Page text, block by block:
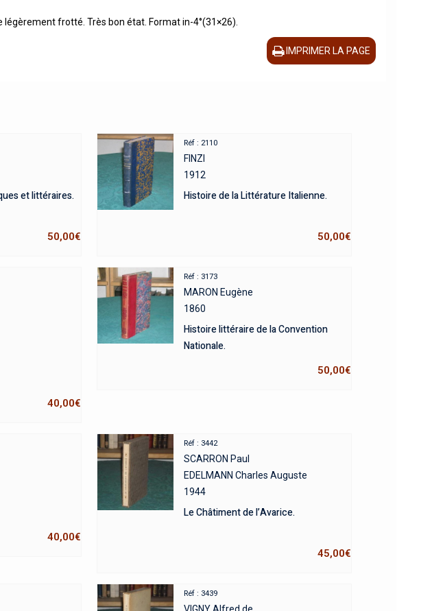
frotté. Très bon état. Format in-4°(31×26).
IMPRIMER LA PAGE
et littéraires.
50,00€
Réf : 2110
FINZI
1912
Histoire de la Littérature Italienne.
50,00€
40,00€
Réf : 3173
MARON Eugène
1860
Histoire littéraire de la Convention
Nationale.
50,00€
40,00€
Réf : 3442
SCARRON Paul
EDELMANN Charles Auguste
1944
Le Châtiment de l’Avarice.
45,00€
Réf : 3439